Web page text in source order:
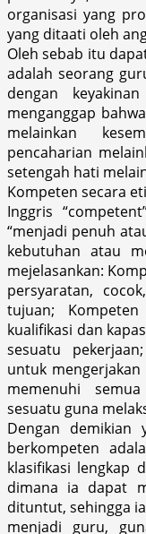
organisasi yang
yang ditaati oleh
Oleh sebab itu
adalah seorang
dengan
menganggap
melainkan
pencaharian
setengah hati
Kompeten secara
Inggris
“menjadi penuh
kebutuhan atau
mejelasankan:
persyaratan,
tujuan;
kualifikasi dan
sesuatu
untuk
memenuhi
sesuatu guna
Dengan demikian
berkompeten
klasifikasi lengkap
dimana ia dapat
dituntut, sehingga
menjadi guru,